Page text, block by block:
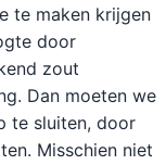
te maken krijgen
door
zout
Dan moeten we
te sluiten, door
Misschien niet